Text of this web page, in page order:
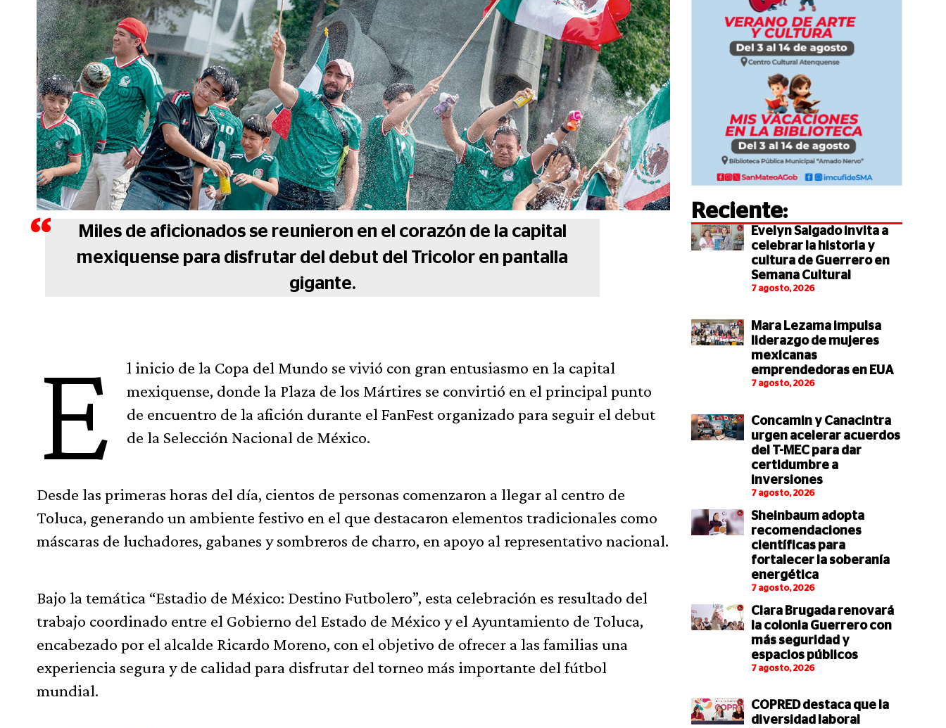
Miles de aficionados se reunieron en el corazón de la capital
mexiquense para disfrutar del debut del Tricolor en pantalla
gigante.
E
l inicio de la Copa del Mundo se vivió con gran entusiasmo en la capital
mexiquense, donde la Plaza de los Mártires se convirtió en el principal punto
de encuentro de la afición durante el FanFest organizado para seguir el debut
de la Selección Nacional de México.
Desde las primeras horas del día, cientos de personas comenzaron a llegar al centro de
Toluca, generando un ambiente festivo en el que destacaron elementos tradicionales como
máscaras de luchadores, gabanes y sombreros de charro, en apoyo al representativo nacional.
Bajo la temática “Estadio de México: Destino Futbolero”, esta celebración es resultado del
trabajo coordinado entre el Gobierno del Estado de México y el Ayuntamiento de Toluca,
encabezado por el alcalde Ricardo Moreno, con el objetivo de ofrecer a las familias una
experiencia segura y de calidad para disfrutar del torneo más importante del fútbol
mundial.
Reciente:
Evelyn Salgado invita a
celebrar la historia y
cultura de Guerrero en
Semana Cultural
7 agosto, 2026
Mara Lezama impulsa
liderazgo de mujeres
mexicanas
emprendedoras en EUA
7 agosto, 2026
Concamin y Canacintra
urgen acelerar acuerdos
del T-MEC para dar
certidumbre a
inversiones
7 agosto, 2026
Sheinbaum adopta
recomendaciones
científicas para
fortalecer la soberanía
energética
7 agosto, 2026
Clara Brugada renovará
la colonia Guerrero con
más seguridad y
espacios públicos
7 agosto, 2026
COPRED destaca que la
diversidad laboral